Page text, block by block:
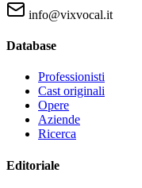
info@vixvocal.it
Database
Professionisti
Cast originali
Opere
Aziende
Ricerca
Editoriale